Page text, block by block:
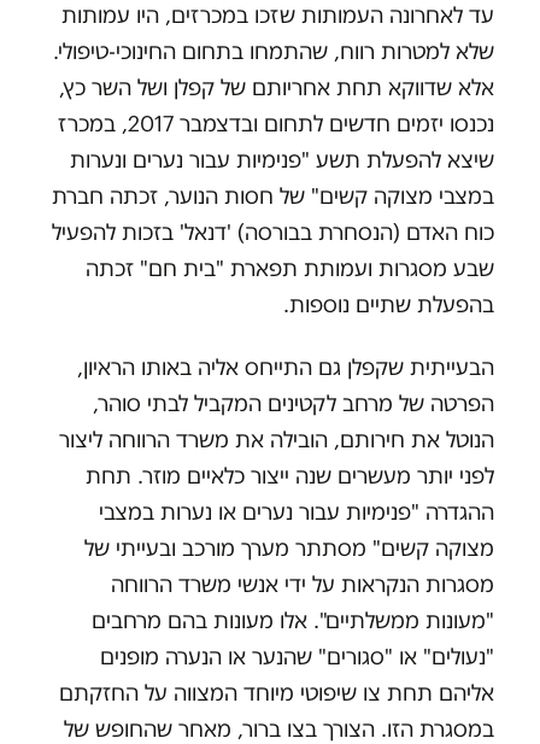
עד לאחרונה העמותות שזכו במכרזים, היו עמותות
שלא למטרות רווח, שהתמחו בתחום החינוכי-טיפולי.
אלא שדווקא תחת אחריותם של קפלן ושל השר כץ,
נכנסו יזמים חדשים לתחום ובדצמבר 2017, במכרז
שיצא להפעלת תשע "פנימיות עבור נערים ונערות
במצבי מצוקה קשים" של חסות הנוער, זכתה חברת
כוח האדם (הנסחרת בבורסה) 'דנאל' בזכות להפעיל
שבע מסגרות ועמותת תפארת "בית חם" זכתה
בהפעלת שתיים נוספות.
הבעייתית שקפלן גם התייחס אליה באותו הראיון,
הפרטה של מרחב לקטינים המקביל לבתי סוהר,
הנוטל את חירותם, הובילה את משרד הרווחה ליצור
לפני יותר מעשרים שנה ייצור כלאיים מוזר. תחת
ההגדרה "פנימיות עבור נערים או נערות במצבי
מצוקה קשים" מסתתר מערך מורכב ובעייתי של
מסגרות הנקראות על ידי אנשי משרד הרווחה
"מעונות ממשלתיים". אלו מעונות בהם מרחבים
"נעולים" או "סגורים" שהנער או הנערה מופנים
אליהם תחת צו שיפוטי מיוחד המצווה על החזקתם
במסגרת הזו. הצורך בצו ברור, מאחר שהחופש של